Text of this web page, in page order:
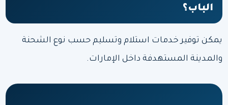
الباب؟
يمكن توفير خدمات استلام وتسليم حسب نوع الشحنة
والمدينة المستهدفة داخل الإمارات.